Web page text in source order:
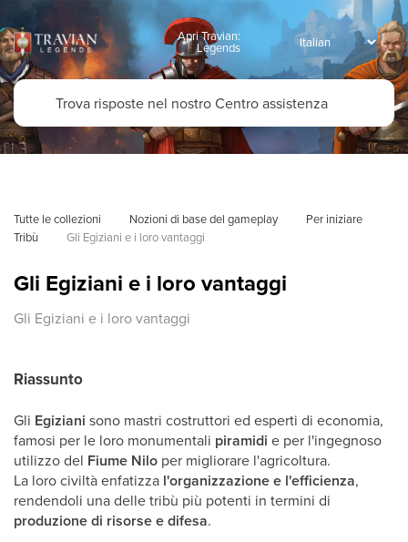
Apri Travian:
Legends
Tutte le collezioni Nozioni di base del gameplay
Per iniziare
Tribù
Gli Egiziani e i loro vantaggi
Gli Egiziani e i loro vantaggi
Gli Egiziani e i loro vantaggi
Riassunto
Gli Egiziani sono mastri costruttori ed esperti di economia,
famosi per le loro monumentali piramidi e per l'ingegnoso
utilizzo del Fiume Nilo per migliorare l'agricoltura.
La loro civiltà enfatizza l'organizzazione e l'efficienza,
rendendoli una delle tribù più potenti in termini di
produzione di risorse e difesa.